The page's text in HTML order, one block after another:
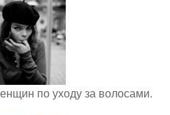
по уходу за волосами.